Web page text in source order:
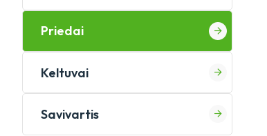
Priedai
Keltuvai
Savivartis